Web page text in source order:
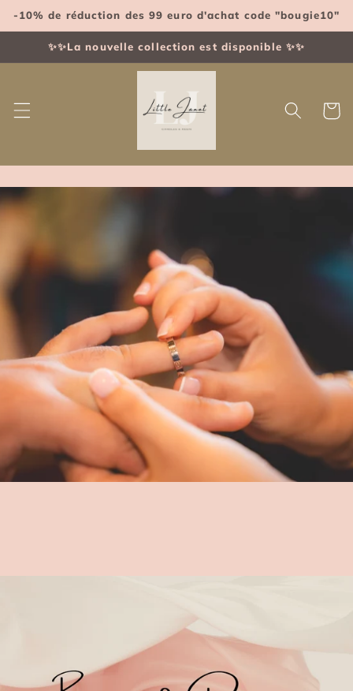
passer
au
contenu
-10% de réduction des 99 euro d'achat code "bougie10"
✨✨La nouvelle collection est disponible ✨✨
Panier